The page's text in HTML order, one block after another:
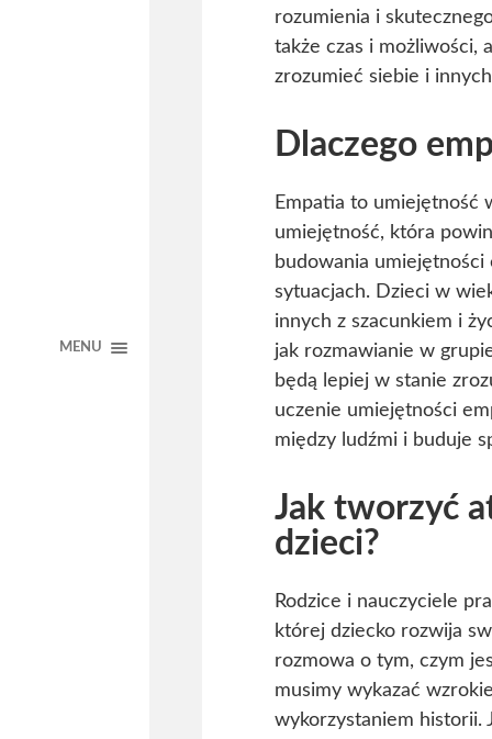
MENU
rozumienia i
także czas i możliwości,
zrozumieć siebie i
Dlaczego
Empatia to umiejętność
umiejętność, która
budowania
sytuacjach. Dzieci w
innych z szacunkiem i
jak rozmawianie w
będą lepiej w stanie
uczenie umiejętności
między ludźmi i buduje
Jak tworzyć
dzieci?
Rodzice i nauczyciele
której dziecko rozwija
rozmowa o tym, czym
musimy wykazać
wykorzystaniem historii.